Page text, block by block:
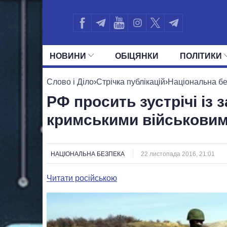
НОВИНИ ОБIЦЯНКИ ПОЛIТИКИ
УСІ ПОЛІТИКИ ПРЕЗИДЕНТ І
Слово і Діло›Стрічка публікацій›Національна
РФ просить зустрічі із
кримськими
НАЦІОНАЛЬНА БЕЗПЕКА 22 листопада 2016, 21:01
Читати російською